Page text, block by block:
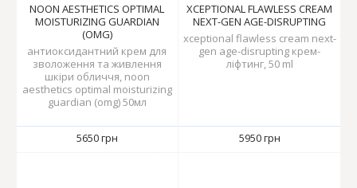
NOON AESTHETICS OPTIMAL
MOISTURIZING GUARDIAN
(OMG)
антиоксидантний крем для
зволоження та живлення
шкіри обличчя, noon
aesthetics optimal moisturizing
guardian (omg) 50мл
5650 грн
XCEPTIONAL FLAWLESS CREAM
NEXT-GEN AGE-DISRUPTING
xceptional flawless cream next-
gen age-disrupting крем-
ліфтинг, 50 ml
5950 грн